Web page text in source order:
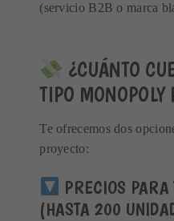
(servicio B2B o marca
¿CUÁNTO
TIPO
Te ofrecemos dos
proyecto:
PRECIOS
(HASTA 200